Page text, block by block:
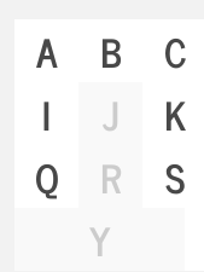
A B C
I
J K
Q
R S
Y